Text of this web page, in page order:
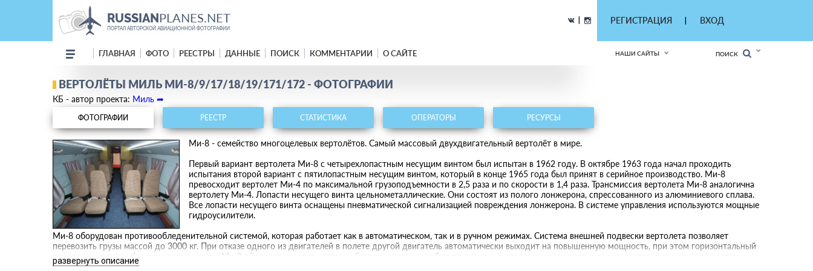
RUSSIANPLANES.NET
ПОРТАЛ АВТОРСКОЙ АВИАЦИОННОЙ ФОТОГРАФИИ
РЕГИСТРАЦИЯ ВХОД
ГЛАВНАЯ ФОТО РЕЕСТРЫ ДАННЫЕ ПОИСК КОММЕНТАРИИ О САЙТЕ НАШИ САЙТЫ ПОИСК
ВЕРТОЛЁТЫ МИЛЬ МИ-8/9/17/18/19/171/172 - ФОТОГРАФИИ
КБ - автор проекта: Миль ➦
ФОТОГРАФИИ РЕЕСТР СТАТИСТИКА ОПЕРАТОРЫ РЕСУРСЫ
Ми-8 - семейство многоцелевых вертолётов. Самый массовый двухдвигательный вертолёт в мире.
Первый вариант вертолета Ми-8 с четырехлопастным несущим винтом был испытан в 1962 году. В октябре 1963 года начал проходить
испытания второй вариант с пятилопастным несущим винтом, который в конце 1965 года был принят в серийное производство. Ми-8
превосходит вертолет Ми-4 по максимальной грузоподъемности в 2,5 раза и по скорости в 1,4 раза. Трансмиссия вертолета Ми-8 аналогична
вертолету Ми-4. Лопасти несущего винта цельнометаллические. Они состоят из полого лонжерона, спрессованного из алюминиевого сплава.
Все лопасти несущего винта оснащены пневматической сигнализацией повреждения лонжерона. В системе управления используются мощные
гидроусилители.
Ми-8 оборудован противообледенительной системой, которая работает как в автоматическом, так и в ручном режимах. Система внешней подвески вертолета позволяет
перевозить грузы массой до 3000 кг. При отказе одного из двигателей в полете другой двигатель автоматически выходит на повышенную мощность, при этом горизонтальный
полет выполняется без снижения высоты. Ми-8 оборудован автопилотом, обеспечивающим стабилизацию крена, тангажа и рыскания, а также постоянную высоты полета.
Навигационно-пилотажные приборы и радиосредства, которыми оснащен вертолет, позволяют совершать полеты в любое время суток и в сложных метеоусловиях.
развернуть описание